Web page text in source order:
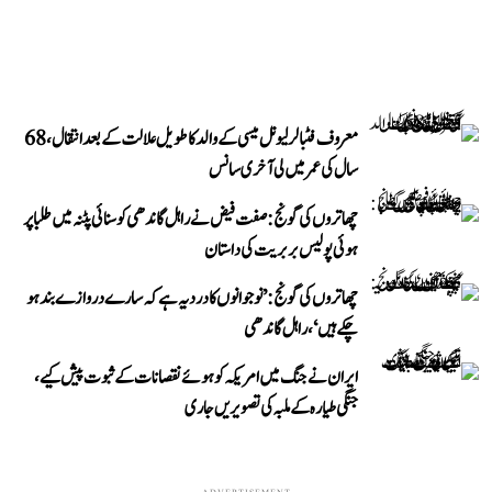
معروف فٹبالر لیونل میسی کے والد کا طویل علالت کے بعد انتقال، 68
سال کی عمر میں لی آخری سانس
چھاتروں کی گونج: صفت فیض نے راہل گاندھی کو سنائی پٹنہ میں طلبا پر
ہوئی پولیس بربریت کی داستان
چھاتروں کی گونج: ’نوجوانوں کا درد یہ ہے کہ سارے دروازے بند ہو
چکے ہیں‘، راہل گاندھی
ایران نے جنگ میں امریکہ کو ہوئے نقصانات کے ثبوت پیش کیے،
جنگی طیارہ کے ملبہ کی تصویریں جاری